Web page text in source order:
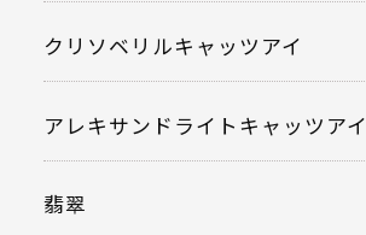
クリソベリルキャッツアイ
アレキサンドライトキャッツアイ
翡翠